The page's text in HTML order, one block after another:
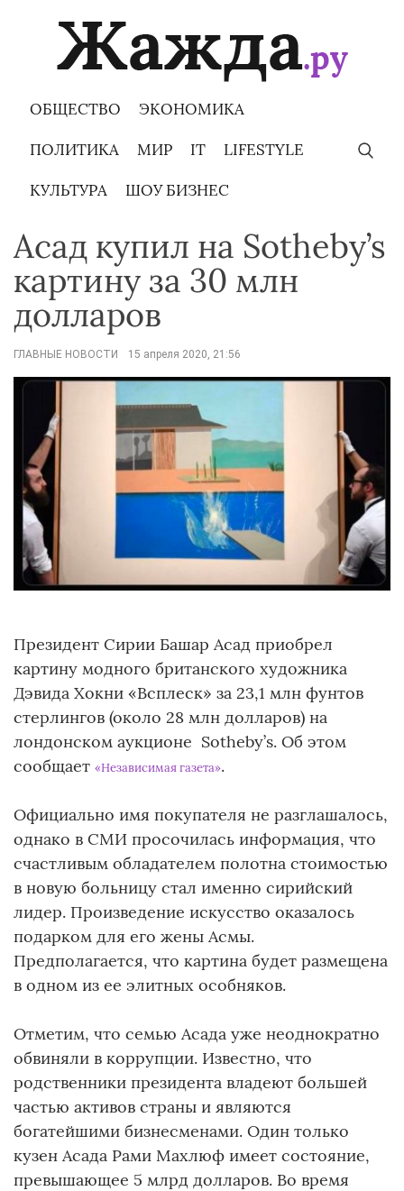
ОБЩЕСТВО ЭКОНОМИКА
ПОЛИТИКА МИР IT LIFESTYLE
КУЛЬТУРА ШОУ БИЗНЕС
Асад купил на Sotheby’s
картину за 30 млн
долларов
ГЛАВНЫЕ НОВОСТИ 15 апреля 2020, 21:56
Президент Сирии Башар Асад приобрел
картину модного британского художника
Дэвида Хокни «Всплеск» за 23,1 млн фунтов
стерлингов (около 28 млн долларов) на
лондонском аукционе Sotheby’s. Об этом
сообщает «Независимая газета».
Официально имя покупателя не разглашалось,
однако в СМИ просочилась информация, что
счастливым обладателем полотна стоимостью
в новую больницу стал именно сирийский
лидер. Произведение искусство оказалось
подарком для его жены Асмы.
Предполагается, что картина будет размещена
в одном из ее элитных особняков.
Отметим, что семью Асада уже неоднократно
обвиняли в коррупции. Известно, что
родственники президента владеют большей
частью активов страны и являются
богатейшими бизнесменами. Один только
кузен Асада Рами Махлюф имеет состояние,
превышающее 5 млрд долларов. Во время